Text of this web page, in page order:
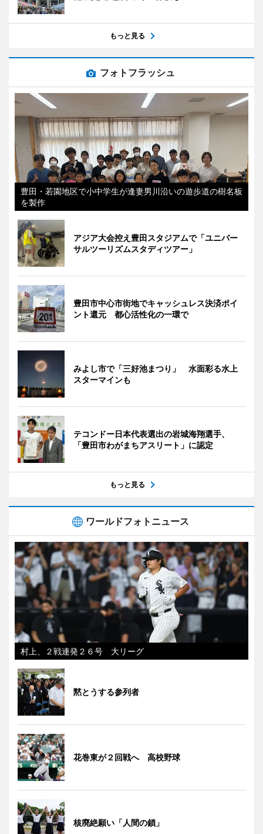
もっと見る
フォトフラッシュ
豊田・若園地区で小中学生が逢妻男川沿いの遊歩道の樹名板
を製作
アジア大会控え豊田スタジアムで「ユニバー
サルツーリズムスタディツアー」
豊田市中心市街地でキャッシュレス決済ポイ
ント還元 都心活性化の一環で
みよし市で「三好池まつり」 水面彩る水上
スターマインも
テコンドー日本代表選出の岩城海翔選手、
「豊田市わがまちアスリート」に認定
もっと見る
ワールドフォトニュース
村上、２戦連発２６号 大リーグ
黙とうする参列者
花巻東が２回戦へ 高校野球
核廃絶願い「人間の鎖」